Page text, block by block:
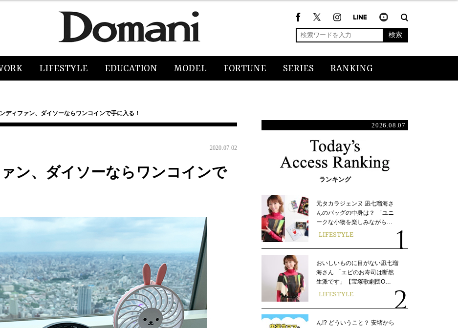
検索
LIFESTYLE EDUCATION MODEL FORTUNE SERIES RANKING
ディファン、ダイソーならワンコインで手に入る！
2020.07.02
ン、ダイソーならワンコインで
2026.08.07
ランキング
元タカラジェンヌ 凪七瑠海さ
んのバッグの中身は？ 「ユニ
ークな小物を楽しみながら…
LIFESTYLE
おいしいものに目がない凪七瑠
海さん 「エビのお寿司は断然
生派です」【宝塚歌劇団O…
LIFESTYLE
ん!? どういうこと？ 安堵から